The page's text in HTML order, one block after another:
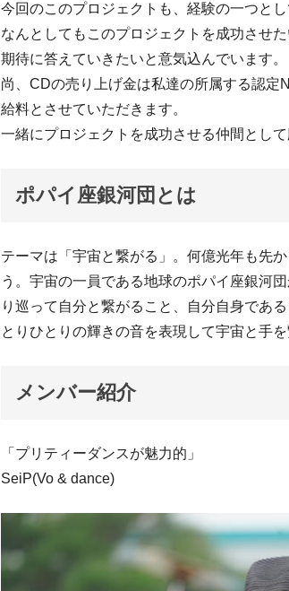
今回のこのプロジェクトも、経験の一つと
なんとしてもこのプロジェクトを成功させ
期待に答えていきたいと意気込んでいます。
尚、CDの売り上げ金は私達の所属する認
給料とさせていただきます。
一緒にプロジェクトを成功させる仲間とし
ポパイ座銀河団とは
テーマは「宇宙と繋がる」。何億光年も先
う。宇宙の一員である地球のポパイ座銀河
り巡って自分と繋がること、自分自身であ
とりひとりの輝きの音を表現して宇宙と手を
メンバー紹介
「プリティーダンスが魅力的」
SeiP(Vo & dance)